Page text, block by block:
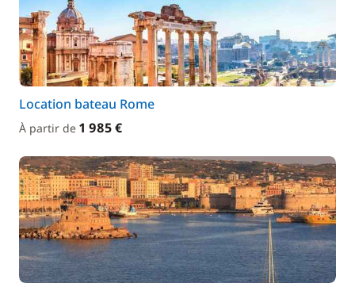
Location bateau Rome
À partir de 1 985 €